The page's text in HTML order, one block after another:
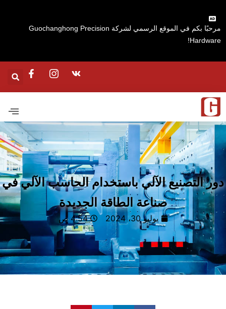
مرحبًا بكم في الموقع الرسمي لشركة Guochanghong Precision
التصنيع الآلي باستخدام الحاسب الآلي في
صناعة الطاقة الجديدة
يوليو 30، 2024 4:54 ص